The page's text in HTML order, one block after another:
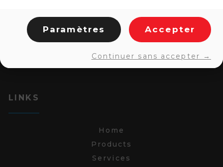
LINKS
Home
Products
Services
Paramètres Accepter
Continuer sans accepter →